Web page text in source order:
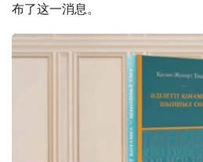
布了这一消息。